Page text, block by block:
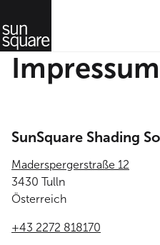
Impressum
SunSquare Shading
Maderspergerstraße 12
3430 Tulln
Österreich
+43 2272 818170